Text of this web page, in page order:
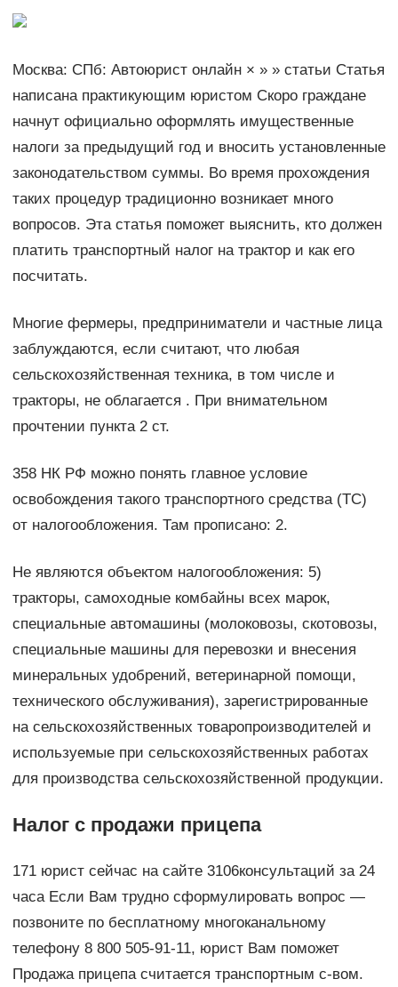
Москва: СПб: Автоюрист онлайн × » » статьи Статья
написана практикующим юристом Скоро граждане
начнут официально оформлять имущественные
налоги за предыдущий год и вносить установленные
законодательством суммы. Во время прохождения
таких процедур традиционно возникает много
вопросов. Эта статья поможет выяснить, кто должен
платить транспортный налог на трактор и как его
посчитать.
Многие фермеры, предприниматели и частные лица
заблуждаются, если считают, что любая
сельскохозяйственная техника, в том числе и
тракторы, не облагается . При внимательном
прочтении пункта 2 ст.
358 НК РФ можно понять главное условие
освобождения такого транспортного средства (ТС)
от налогообложения. Там прописано: 2.
Не являются объектом налогообложения: 5)
тракторы, самоходные комбайны всех марок,
специальные автомашины (молоковозы, скотовозы,
специальные машины для перевозки и внесения
минеральных удобрений, ветеринарной помощи,
технического обслуживания), зарегистрированные
на сельскохозяйственных товаропроизводителей и
используемые при сельскохозяйственных работах
для производства сельскохозяйственной продукции.
Налог с продажи прицепа
171 юрист сейчас на сайте 3106консультаций за 24
часа Если Вам трудно сформулировать вопрос —
позвоните по бесплатному многоканальному
телефону 8 800 505-91-11, юрист Вам поможет
Продажа прицепа считается транспортным с-вом.